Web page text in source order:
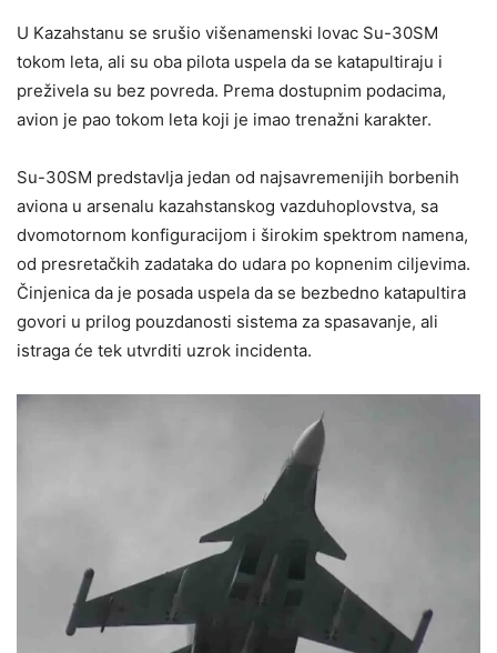
U Kazahstanu se srušio višenamenski lovac Su-30SM
tokom leta, ali su oba pilota uspela da se katapultiraju i
preživela su bez povreda. Prema dostupnim podacima,
avion je pao tokom leta koji je imao trenažni karakter.
Su-30SM predstavlja jedan od najsavremenijih borbenih
aviona u arsenalu kazahstanskog vazduhoplovstva, sa
dvomotornom konfiguracijom i širokim spektrom namena,
od presretačkih zadataka do udara po kopnenim ciljevima.
Činjenica da je posada uspela da se bezbedno katapultira
govori u prilog pouzdanosti sistema za spasavanje, ali
istraga će tek utvrditi uzrok incidenta.